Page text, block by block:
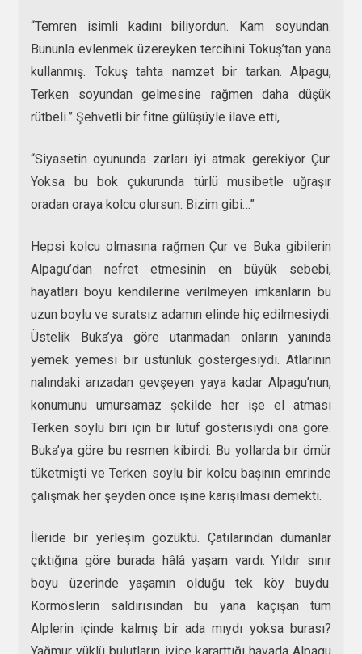
“Temren isimli kadını biliyordun. Kam soyundan.
Bununla evlenmek üzereyken tercihini Tokuş’tan yana
kullanmış. Tokuş tahta namzet bir tarkan. Alpagu,
Terken soyundan gelmesine rağmen daha düşük
rütbeli.” Şehvetli bir fitne gülüşüyle ilave etti,
“Siyasetin oyununda zarları iyi atmak gerekiyor Çur.
Yoksa bu bok çukurunda türlü musibetle uğraşır
oradan oraya kolcu olursun. Bizim gibi…”
Hepsi kolcu olmasına rağmen Çur ve Buka gibilerin
Alpagu’dan nefret etmesinin en büyük sebebi,
hayatları boyu kendilerine verilmeyen imkanların bu
uzun boylu ve suratsız adamın elinde hiç edilmesiydi.
Üstelik Buka’ya göre utanmadan onların yanında
yemek yemesi bir üstünlük göstergesiydi. Atlarının
nalındaki arızadan gevşeyen yaya kadar Alpagu’nun,
konumunu umursamaz şekilde her işe el atması
Terken soylu biri için bir lütuf gösterisiydi ona göre.
Buka’ya göre bu resmen kibirdi. Bu yollarda bir ömür
tüketmişti ve Terken soylu bir kolcu başının emrinde
çalışmak her şeyden önce işine karışılması demekti.
İleride bir yerleşim gözüktü. Çatılarından dumanlar
çıktığına göre burada hâlâ yaşam vardı. Yıldır sınır
boyu üzerinde yaşamın olduğu tek köy buydu.
Körmöslerin saldırısından bu yana kaçışan tüm
Alplerin içinde kalmış bir ada mıydı yoksa burası?